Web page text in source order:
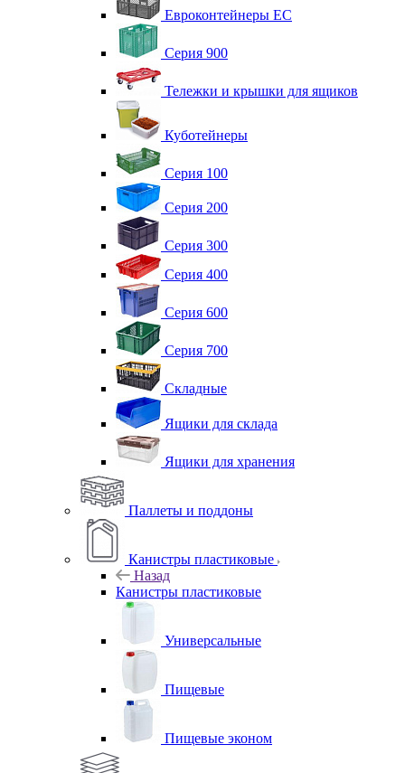
Евроконтейнеры ЕС
Серия 900
Тележки и крышки для ящиков
Куботейнеры
Серия 100
Серия 200
Серия 300
Серия 400
Серия 600
Серия 700
Складные
Ящики для склада
Ящики для хранения
Паллеты и поддоны
Канистры пластиковые
Назад
Канистры пластиковые
Универсальные
Пищевые
Пищевые эконом